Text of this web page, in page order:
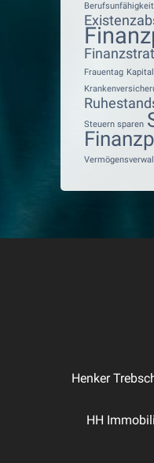
Berufsunfähigkeit
Frauentag
Steuern sparen
Henker
HH